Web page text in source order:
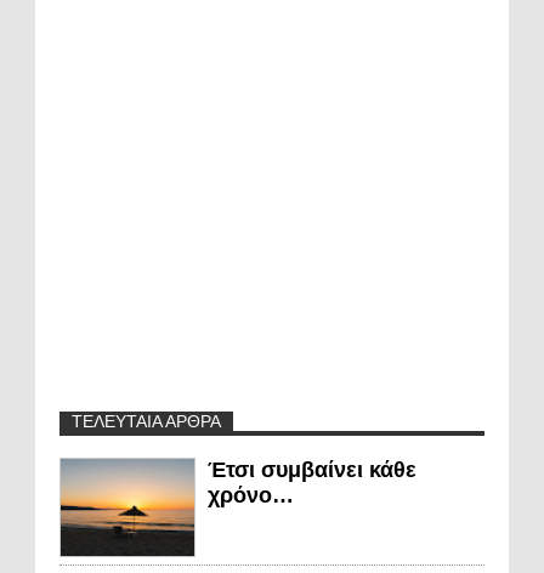
ΤΕΛΕΥΤΑΙΑ ΑΡΘΡΑ
Έτσι συμβαίνει κάθε
χρόνο…